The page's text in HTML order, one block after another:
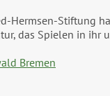
Hermsen-Stiftung
das Spielen in ihr
Bremen